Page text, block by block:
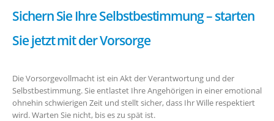
Sichern Sie Ihre Selbstbestimmung – starten
Sie jetzt mit der Vorsorge
Die Vorsorgevollmacht ist ein Akt der Verantwortung und der
Selbstbestimmung. Sie entlastet Ihre Angehörigen in einer emotional
ohnehin schwierigen Zeit und stellt sicher, dass Ihr Wille respektiert
wird. Warten Sie nicht, bis es zu spät ist.